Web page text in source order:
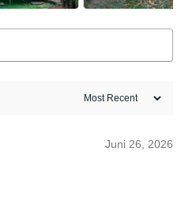
Juni 26, 2026